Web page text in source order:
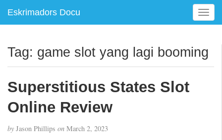
Eskrimadors Docu
T
o
l
e
Tag: game slot yang lagi booming
Superstitious States Slot
Online Review
by Jason Phillips on March 2, 2023